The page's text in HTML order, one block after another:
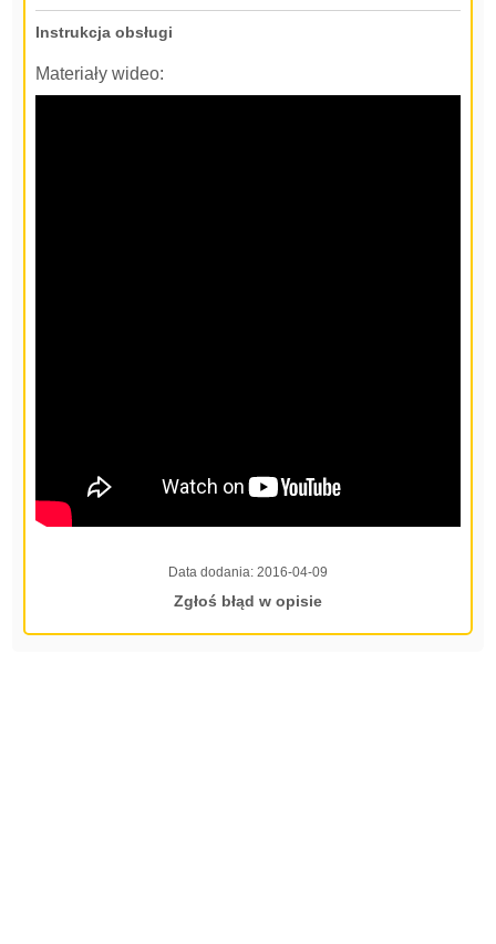
Instrukcja obsługi
Materiały wideo:
Data dodania: 2016-04-09
Zgłoś błąd w opisie